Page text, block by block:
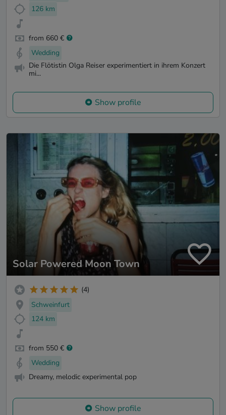
126 km
from 660 €
Wedding
Die Flötistin Olga Reiser experimentiert in ihrem Konzert
mi...
Show profile
Solar Powered Moon Town
(4)
Schweinfurt
124 km
from 550 €
Wedding
Dreamy, melodic experimental pop
Show profile